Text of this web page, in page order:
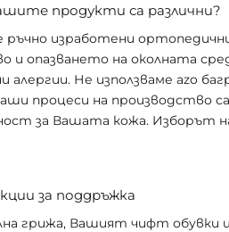
продукти са различни?
изработени ортопедични
и опазването на околната
алергии. Не използваме azo
процеси на производство
за Вашата кожа. Изборът
за поддръжка
грижа, Вашият чифт обувки